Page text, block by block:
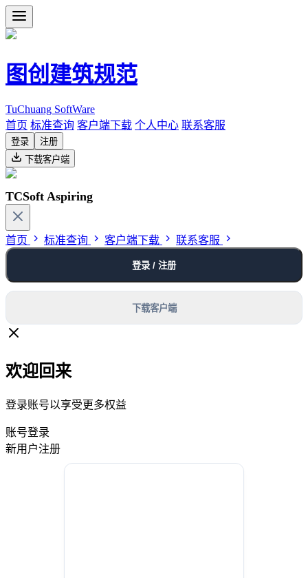
图创建筑规范
TuChuang SoftWare
首页 标准查询 客户端下载 个人中心 联系客服
登录
注册
下载客户端
TCSoft Aspiring
首页 标准查询 客户端下载 联系客服
登录 / 注册
下载客户端
欢迎回来
登录账号以享受更多权益
账号登录
新用户注册